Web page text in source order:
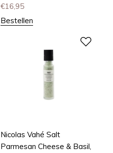
€16,95
Bestellen
Nicolas Vahé Salt
Parmesan Cheese & Basil,